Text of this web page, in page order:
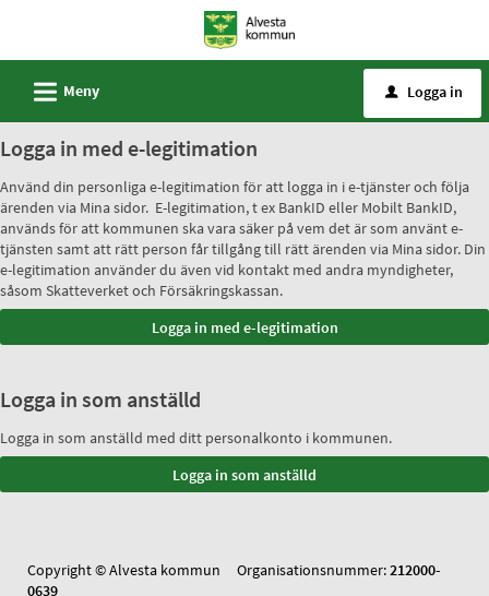
tjänster
-
Alvesta
kommun
L Meny u Logga in
Logga in med e-legitimation
Använd din personliga e-legitimation för att logga in i e-tjänster och följa
ärenden via Mina sidor. E-legitimation, t ex BankID eller Mobilt BankID,
används för att kommunen ska vara säker på vem det är som använt e-
tjänsten samt att rätt person får tillgång till rätt ärenden via Mina sidor. Din
e-legitimation använder du även vid kontakt med andra myndigheter,
såsom Skatteverket och Försäkringskassan.
Logga in som anställd
Logga in som anställd med ditt personalkonto i kommunen.
Copyright © Alvesta kommun Organisationsnummer:212000-
0639